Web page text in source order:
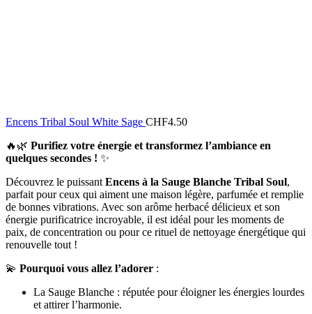
Encens Tribal Soul White Sage CHF4.50
🔥🌿 Purifiez votre énergie et transformez l’ambiance en
quelques secondes ! ✨
Découvrez le puissant Encens à la Sauge Blanche Tribal Soul,
parfait pour ceux qui aiment une maison légère, parfumée et remplie
de bonnes vibrations. Avec son arôme herbacé délicieux et son
énergie purificatrice incroyable, il est idéal pour les moments de
paix, de concentration ou pour ce rituel de nettoyage énergétique qui
renouvelle tout !
💫 Pourquoi vous allez l’adorer :
La Sauge Blanche : réputée pour éloigner les énergies lourdes
et attirer l’harmonie.